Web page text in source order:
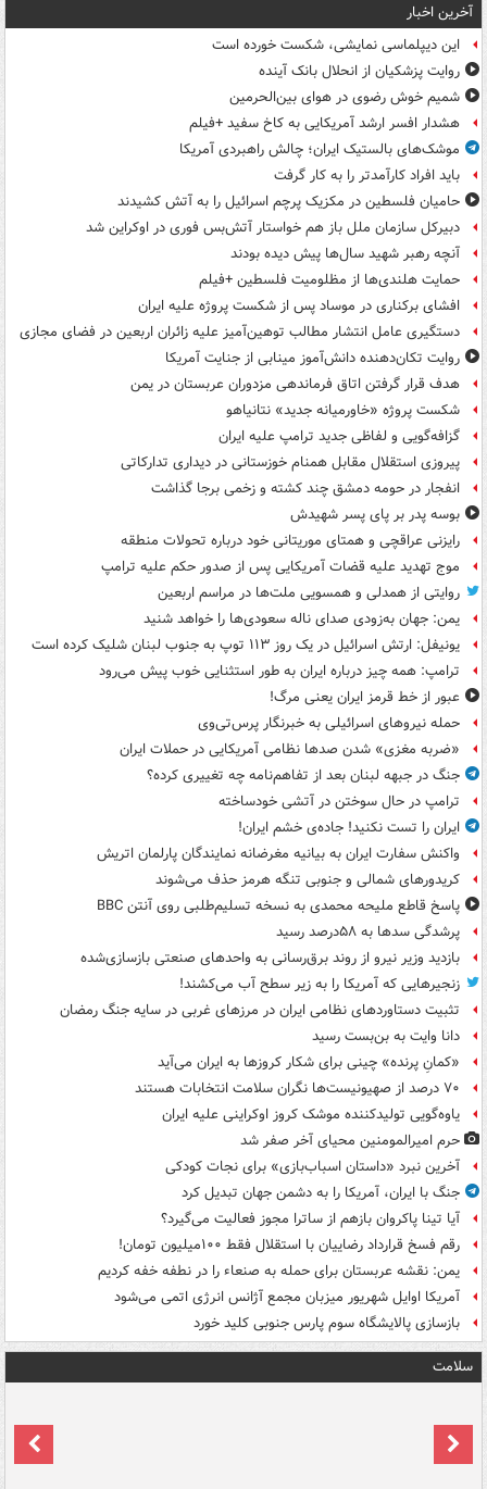
آخرین اخبار
این دیپلماسی نمایشی، شکست خورده است
روایت پزشکیان از انحلال بانک آینده
شمیم خوش رضوی در هوای بین‌الحرمین
هشدار افسر ارشد آمریکایی به کاخ سفید +فیلم
موشک‌های بالستیک ایران؛ چالش راهبردی آمریکا
باید افراد کارآمدتر را به کار گرفت
حامیان فلسطین در مکزیک پرچم اسرائیل را به آتش کشیدند
دبیرکل سازمان ملل باز هم خواستار آتش‌بس فوری در اوکراین شد
آنچه رهبر شهید سال‌ها پیش دیده بودند
حمایت هلندی‌ها از مظلومیت فلسطین +فیلم
افشای برکناری در موساد پس از شکست پروژه علیه ایران
دستگیری عامل انتشار مطالب توهین‌آمیز علیه زائران اربعین در فضای مجازی
روایت تکان‌دهنده دانش‌آموز مینابی از جنایت آمریکا
هدف قرار گرفتن اتاق‌ فرماندهی مزدوران عربستان در یمن
شکست پروژه «خاورمیانه جدید» نتانیاهو
گزافه‌گویی و لفاظی جدید ترامپ علیه ایران
پیروزی استقلال مقابل همنام خوزستانی در دیداری تدارکاتی
انفجار در حومه دمشق چند کشته و زخمی برجا گذاشت
بوسه‌ پدر بر پای پسر شهیدش
رایزنی عراقچی و همتای موریتانی خود درباره تحولات منطقه
موج تهدید علیه قضات آمریکایی پس از صدور حکم علیه ترامپ
روایتی از همدلی و همسویی ملت‌ها در مراسم اربعین
یمن: جهان به‌زودی صدای ناله سعودی‌ها را خواهد شنید
یونیفل: ارتش اسرائیل در یک روز ۱۱۳ توپ به جنوب لبنان شلیک کرده است
ترامپ: همه چیز درباره ایران به طور استثنایی خوب پیش می‌رود
عبور از خط قرمز ایران یعنی مرگ!
حمله نیروهای اسرائیلی به خبرنگار پرس‌تی‌وی
«ضربه مغزی» شدن صدها نظامی آمریکایی در حملات ایران
جنگ در جبهه لبنان بعد از تفاهم‌نامه چه تغییری کرده؟
ترامپ در حال سوختن در آتشی خودساخته
ایران را تست نکنید! جاده‌ی خشم ایران!
واکنش سفارت ایران به بیانیه مغرضانه نمایندگان پارلمان اتریش
کریدورهای شمالی و جنوبی تنگه هرمز حذف می‌شوند
پاسخ قاطع ملیحه محمدی به نسخه تسلیم‌طلبی روی آنتن BBC
پرشدگی سدها به ۵۸درصد رسید
بازدید وزیر نیرو از روند برق‌رسانی به واحدهای صنعتی بازسازی‌شده
زنجیرهایی که آمریکا را به زیر سطح آب می‌کشند!
تثبیت دستاوردهای نظامی ایران در مرزهای غربی در سایه جنگ رمضان
دانا وایت به بن‌بست رسید
«کمانِ پرنده» چینی برای شکار کروزها به ایران می‌آید
۷۰ درصد از صهیونیست‌ها نگران سلامت انتخابات هستند
یاوه‌گویی تولیدکننده موشک کروز اوکراینی علیه ایران
حرم امیرالمومنین محیای آخر صفر شد
آخرین نبرد «داستان اسباب‌بازی» برای نجات کودکی
جنگ با ایران، آمریکا را به دشمن جهان تبدیل کرد
آیا تینا پاکروان بازهم از ساترا مجوز فعالیت می‌گیرد؟
رقم فسخ قرارداد رضاییان با استقلال فقط ۱۰۰میلیون تومان!
یمن: نقشه عربستان برای حمله به صنعاء را در نطفه خفه کردیم
آمریکا اوایل شهریور میزبان مجمع آژانس انرژی اتمی می‌شود
بازسازی پالایشگاه سوم پارس جنوبی کلید خورد
سلامت